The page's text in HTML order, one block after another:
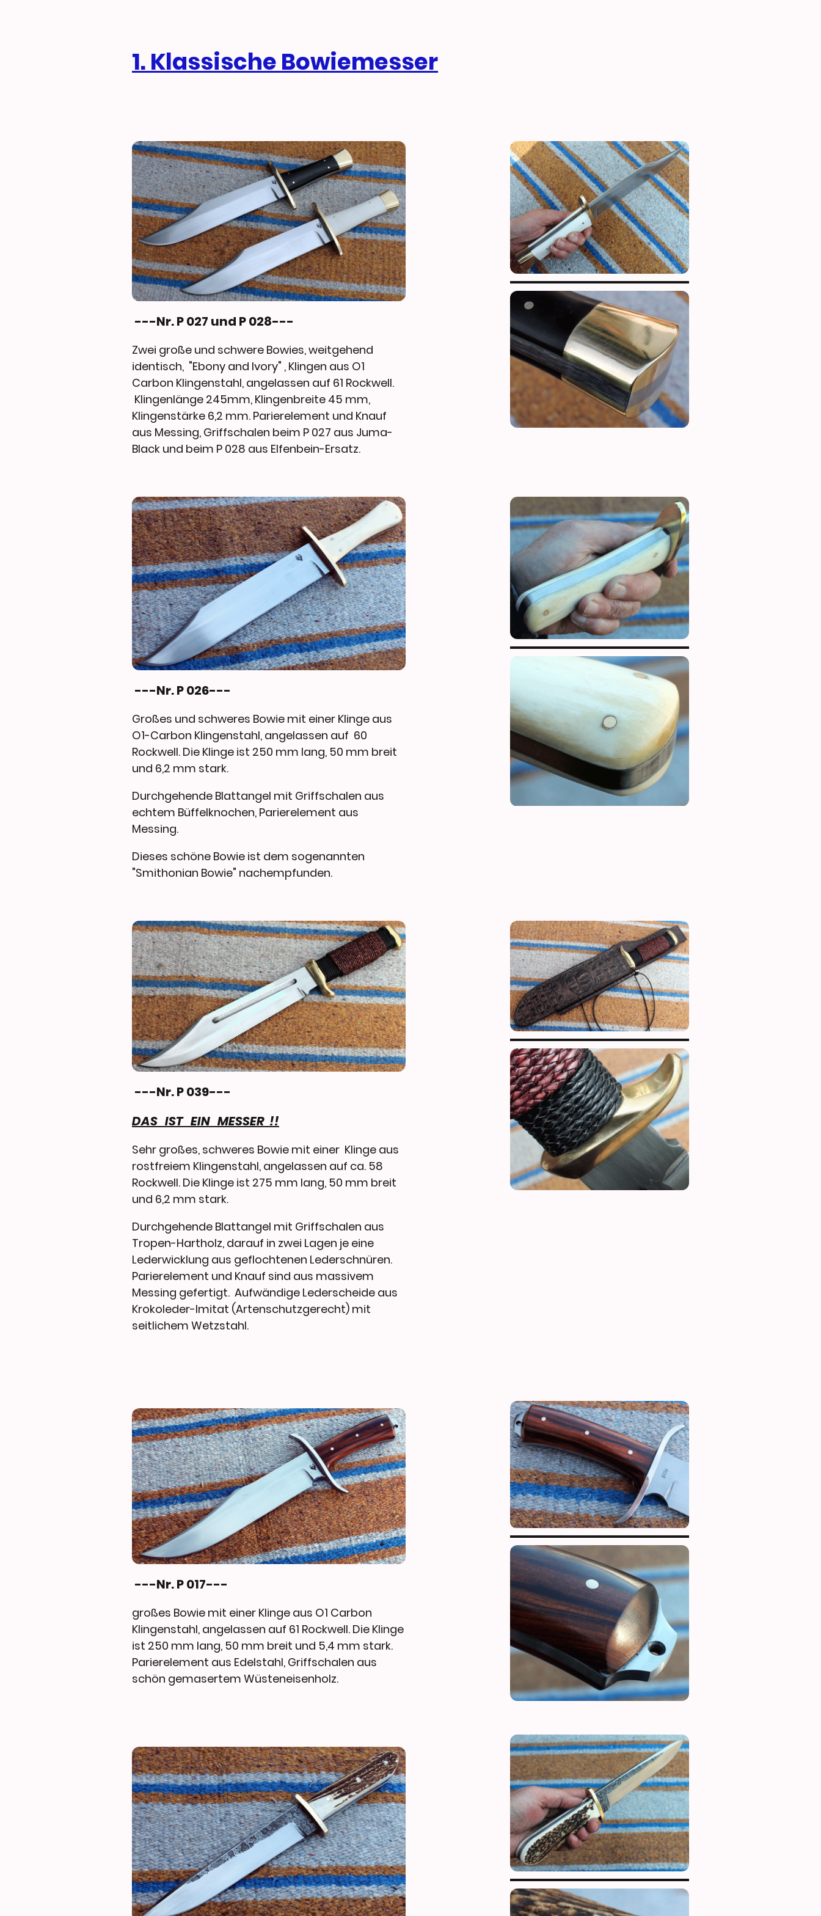
1. Klassische Bowiemesser
---Nr. P 027 und P 028---
Zwei große und schwere Bowies, weitgehend
identisch, "Ebony and Ivory" , Klingen aus O1
Carbon Klingenstahl, angelassen auf 61 Rockwell.
Klingenlänge 245mm, Klingenbreite 45 mm,
Klingenstärke 6,2 mm. Parierelement und Knauf
aus Messing, Griffschalen beim P 027 aus Juma-
Black und beim P 028 aus Elfenbein-Ersatz.
---Nr. P 026---
Großes und schweres Bowie mit einer Klinge aus
O1-Carbon Klingenstahl, angelassen auf 60
Rockwell. Die Klinge ist 250 mm lang, 50 mm breit
und 6,2 mm stark.
Durchgehende Blattangel mit Griffschalen aus
echtem Büffelknochen, Parierelement aus
Messing.
Dieses schöne Bowie ist dem sogenannten
"Smithonian Bowie" nachempfunden.
---Nr. P 039---
DAS IST EIN MESSER !!
Sehr großes, schweres Bowie mit einer Klinge aus
rostfreiem Klingenstahl, angelassen auf ca. 58
Rockwell. Die Klinge ist 275 mm lang, 50 mm breit
und 6,2 mm stark.
Durchgehende Blattangel mit Griffschalen aus
Tropen-Hartholz, darauf in zwei Lagen je eine
Lederwicklung aus geflochtenen Lederschnüren.
Parierelement und Knauf sind aus massivem
Messing gefertigt. Aufwändige Lederscheide aus
Krokoleder-Imitat (Artenschutzgerecht) mit
seitlichem Wetzstahl.
---Nr. P 017---
großes Bowie mit einer Klinge aus O1 Carbon
Klingenstahl, angelassen auf 61 Rockwell. Die Klinge
ist 250 mm lang, 50 mm breit und 5,4 mm stark.
Parierelement aus Edelstahl, Griffschalen aus
schön gemasertem Wüsteneisenholz.